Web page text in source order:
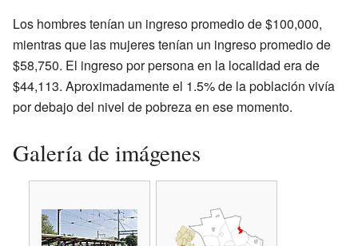
Los hombres tenían un ingreso promedio de $100,000,
mientras que las mujeres tenían un ingreso promedio de
$58,750. El ingreso por persona en la localidad era de
$44,113. Aproximadamente el 1.5% de la población vivía
por debajo del nivel de pobreza en ese momento.
Galería de imágenes